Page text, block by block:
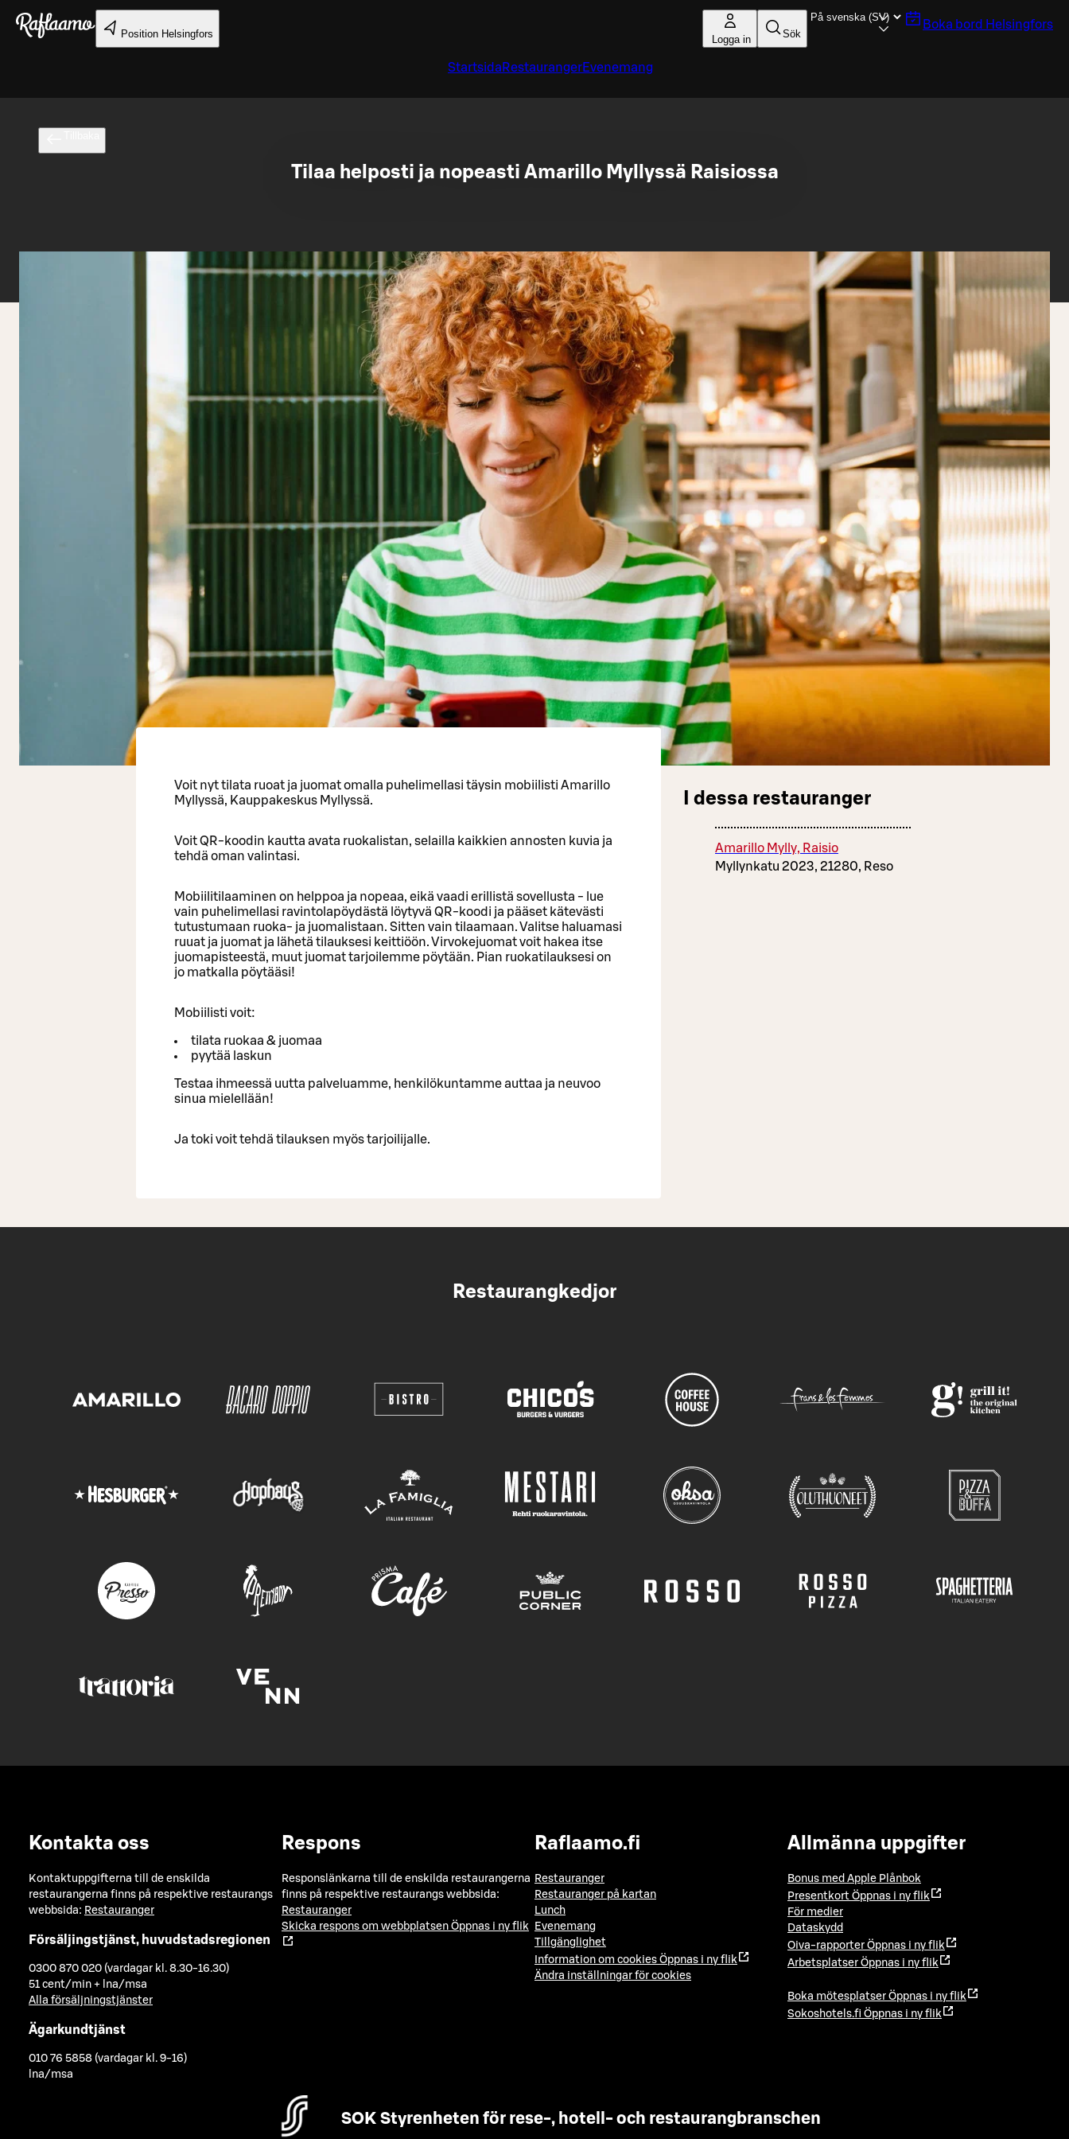
Gå till huvudinnehållet
Position Helsingfors Logga in Sök
Boka bord Helsingfors
Startsida RestaurangerEvenemang
Tilaa helposti ja nopeasti Amarillo Myllyssä Raisiossa
Voit nyt tilata ruoat ja juomat omalla puhelimellasi täysin mobiilisti Amarillo
Myllyssä, Kauppakeskus Myllyssä.
Voit QR-koodin kautta avata ruokalistan, selailla kaikkien annosten kuvia ja
tehdä oman valintasi.
Mobiilitilaaminen on helppoa ja nopeaa, eikä vaadi erillistä sovellusta - lue
vain puhelimellasi ravintolapöydästä löytyvä QR-koodi ja pääset kätevästi
tutustumaan ruoka- ja juomalistaan. Sitten vain tilaamaan. Valitse haluamasi
ruuat ja juomat ja lähetä tilauksesi keittiöön. Virvokejuomat voit hakea itse
juomapisteestä, muut juomat tarjoilemme pöytään. Pian ruokatilauksesi on
jo matkalla pöytääsi!
Mobiilisti voit:
tilata ruokaa & juomaa
pyytää laskun
Testaa ihmeessä uutta palveluamme, henkilökuntamme auttaa ja neuvoo
sinua mielellään!
Ja toki voit tehdä tilauksen myös tarjoilijalle.
I dessa restauranger
Amarillo Mylly, Raisio
Myllynkatu 2023, 21280, Reso
Restaurangkedjor
Kontakta oss
Kontaktuppgifterna till de enskilda
restaurangerna finns på respektive restaurangs
webbsida: Restauranger
Försäljingstjänst, huvudstadsregionen
0300 870 020 (vardagar kl. 8.30-16.30)
51 cent/min + lna/msa
Alla försäljningstjänster
Ägarkundtjänst
010 76 5858 (vardagar kl. 9-16)
lna/msa
Respons
Responslänkarna till de enskilda restaurangerna
finns på respektive restaurangs webbsida:
Restauranger
Skicka respons om webbplatsen Öppnas i ny flik
Raflaamo.fi
Restauranger
Restauranger på kartan
Lunch
Evenemang
Tillgänglighet
Information om cookies Öppnas i ny flik
Ändra inställningar för cookies
Allmänna uppgifter
Bonus med Apple Plånbok
Presentkort Öppnas i ny flik
För medier
Dataskydd
Oiva-rapporter Öppnas i ny flik
Arbetsplatser Öppnas i ny flik
Boka mötesplatser Öppnas i ny flik
Sokoshotels.fi Öppnas i ny flik
SOK Styrenheten för rese-, hotell- och restaurangbranschen